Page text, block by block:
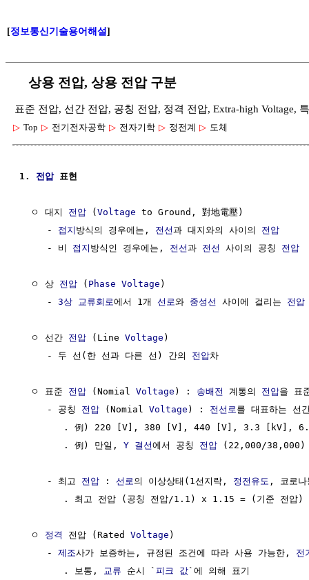
[정보통신기술용어해설]
상용 전압, 상용 전압 구분
표준 전압, 선간 전압, 공칭 전압, 정격 전압, Extra-high Voltage,
▷ Top ▷ 전기전자공학 ▷ 전자기학 ▷ 정전계 ▷ 도체
1. 전압 표현
  ㅇ 대지
전압 (Voltage to Ground, 對地電壓)
     -
접지 방식의 경우에는, 전선과 대지와의 사이의 전압
     - 비
접지 방식인 경우에는, 전선과 전선 사이의 공칭 전압
  ㅇ 상
전압 ( Phase Voltage )
     -
3상 교류회로에서 1개 선로와 중성선 사이에 걸리는 전압
  ㅇ 선간
전압 (Line Voltage )
     - 두 선(한 선과 다른 선) 간의
전압차
  ㅇ 표준
전압 (Nomial Voltage ) : 송배전 계통의 전압을 표
     - 공칭
전압 (Nomial Voltage ) : 전선로 를 대표하는 선
. 例) 220 [V], 380 [V], 440 [V], 3.3 [kV],
        . 例) 만일,
Y 결선에서 공칭 전압 (22,000/
     - 최고
전압 : 선로 의 이상상태(1선지락, 정전유도 , 코로
. 최고 전압 (공칭 전압/1.1) x 1.15 = (기준 전압)
  ㅇ
정격 전압 (Rated Voltage )
     -
제조사가 보증하는, 규정된 조건에 따라 사용 가능한, 전
        . 보통,
교류 순시 ` 피크 값`에 의해 표기